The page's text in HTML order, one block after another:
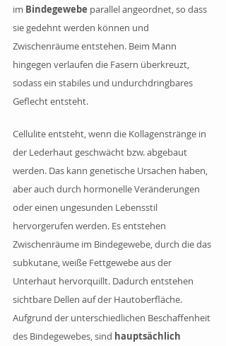
im Bindegewebe parallel angeordnet, so dass
sie gedehnt werden können und
Zwischenräume entstehen. Beim Mann
hingegen verlaufen die Fasern überkreuzt,
sodass ein stabiles und undurchdringbares
Geflecht entsteht.
Cellulite entsteht, wenn die Kollagenstränge in
der Lederhaut geschwächt bzw. abgebaut
werden. Das kann genetische Ursachen haben,
aber auch durch hormonelle Veränderungen
oder einen ungesunden Lebensstil
hervorgerufen werden. Es entstehen
Zwischenräume im Bindegewebe, durch die das
subkutane, weiße Fettgewebe aus der
Unterhaut hervorquillt. Dadurch entstehen
sichtbare Dellen auf der Hautoberfläche.
Aufgrund der unterschiedlichen Beschaffenheit
des Bindegewebes, sind hauptsächlich